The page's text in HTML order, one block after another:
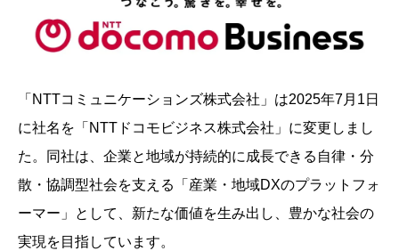
「NTTコミュニケーションズ株式会社」は2025年7月1日
に社名を「NTTドコモビジネス株式会社」に変更しまし
た。同社は、企業と地域が持続的に成長できる自律・分
散・協調型社会を支える「産業・地域DXのプラットフォ
ーマー」として、新たな価値を生み出し、豊かな社会の
実現を目指しています。